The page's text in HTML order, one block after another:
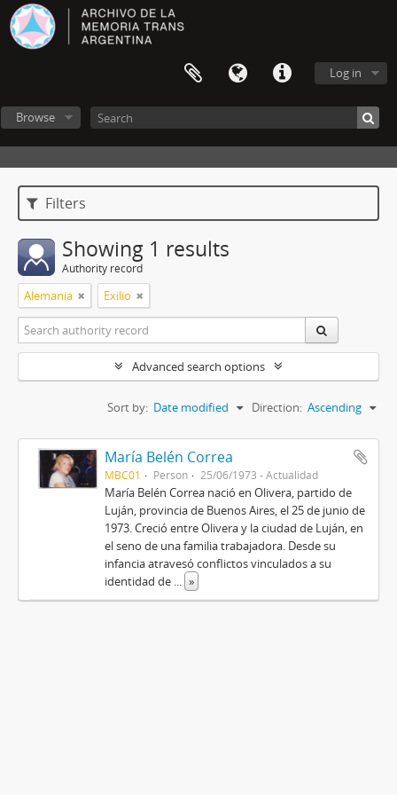
Log in
Browse
Filters
Showing 1 results
Authority record
Alemania Exilio
Advanced search options
Sort by: Date modified Direction: Ascending
María Belén Correa
MBC01 Person 25/06/1973 - Actualidad
María Belén Correa nació en Olivera, partido de
Luján, provincia de Buenos Aires, el 25 de junio de
1973. Creció entre Olivera y la ciudad de Luján, en
el seno de una familia trabajadora. Desde su
infancia atravesó conflictos vinculados a su
identidad de ... »